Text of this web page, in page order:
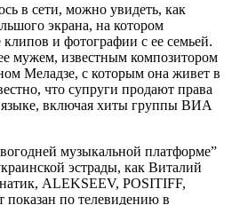
в сети, можно увидеть, как
экрана, на котором
и фотографии с ее семьей.
мужем, известным композитором
Меладзе, с которым она живет в
что супруги продают права
языке, включая хиты группы ВИА
музыкальной платформе”
эстрады, как Виталий
ALEKSEEV, POSITIFF,
по телевидению в